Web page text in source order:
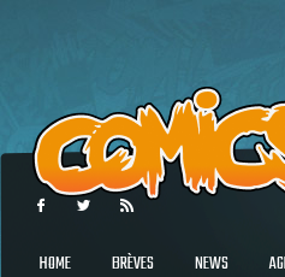
HOME BRÈVES NEWS